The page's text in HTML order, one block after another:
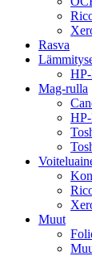
Rasva
Mag-rulla
Muut